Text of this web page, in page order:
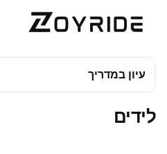
עיון במדריך
לידים